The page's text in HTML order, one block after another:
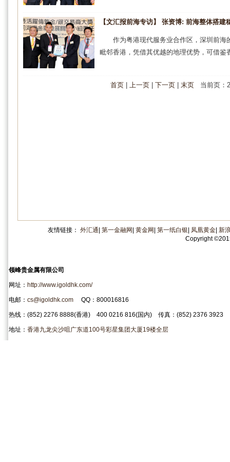
【文汇报前海专访】 张资博: 前海整体搭建
作为粤港现代服务业合作区，深圳前
毗邻香港，凭借其优越的地理优势，可借
首页| 上一页| 下一页| 末页当前页：
友情链接： 外汇通 第一金融网 黄金网 第一纸白银 凤凰黄金| 新
Copyright©
领峰贵金属有限公司
网址： http://www.igoldhk.com/
电邮： cs@igoldhk.com QQ：800016816
热线：(852) 2276 8888(香港) 400 0216 816(国内) 传真：(852) 2376 3923
地址： 香港九龙尖沙咀广东道100号彩星集团大厦19楼全层